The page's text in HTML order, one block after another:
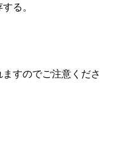
る。
すのでご注意くださ